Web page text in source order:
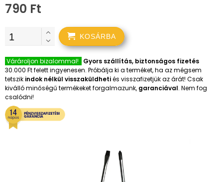
790 Ft
KOSÁRBA
Várároljon bizalommal!
Gyors szállítás, biztonságos fizetés
30.000 Ft felett ingyenesen. Próbálja ki a terméket, ha az mégsem
tetszik indok nélkül visszaküldhetiés visszafizetjük az árát! Csak
kiválló minőségű termékeket forgalmazunk, garanciával. Nem fog
csalódni!